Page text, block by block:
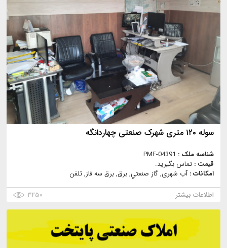
سوله ۱۲۰ متری شهرک صنعتی چهاردانگه
شناسه ملک : PMF-04391
قیمت : تماس بگیرید.
امکانات :آب شهری, گاز صنعتي, برق, برق سه فاز, تلفن
اطلاعات بیشتر
۳۲۵۰